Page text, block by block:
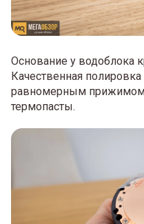
Основание у водоблока
Качественная
равномерным
термопасты.